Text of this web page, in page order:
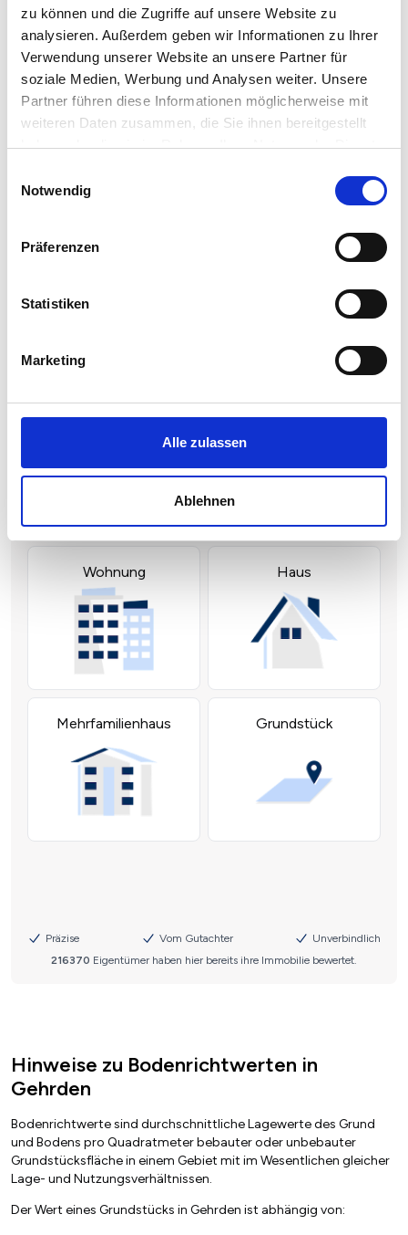
zu können und die Zugriffe auf unsere Website zu
analysieren. Außerdem geben wir Informationen zu Ihrer
Verwendung unserer Website an unsere Partner für
soziale Medien, Werbung und Analysen weiter. Unsere
Partner führen diese Informationen möglicherweise mit
weiteren Daten zusammen, die Sie ihnen bereitgestellt
haben oder die sie im Rahmen Ihrer Nutzung der Dienste
Notwendig
Präferenzen
Statistiken
Marketing
Alle zulassen
Ablehnen
Hinweise zu Bodenrichtwerten in
Gehrden
Bodenrichtwerte sind durchschnittliche Lagewerte des Grund
und Bodens pro Quadratmeter bebauter oder unbebauter
Grundstücksfläche in einem Gebiet mit im Wesentlichen gleicher
Lage- und Nutzungsverhältnissen.
Der Wert eines Grundstücks in Gehrden ist abhängig von: